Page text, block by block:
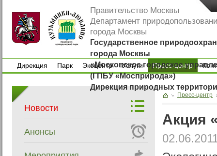
Правительство Москвы
Департамент
города Москвы
Государственное
города Москвы
«Московское городское
(ГПБУ «Мосприрода»)
Дирекция природных
Дирекция
Парк
Экоцентр
Экоцентр
Услуги
Услуги
Пресс-центр
Новости
Анонсы
Пресс-центр
Акция